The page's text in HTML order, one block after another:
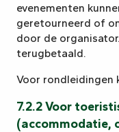
evenementen
geretourneerd of
door de
terugbetaald.
Voor rondleidingen
7.2.2 Voor
(accommodatie,